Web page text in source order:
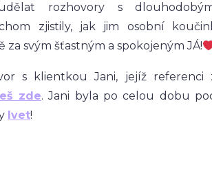
rozhovory s
zjistily, jak jim osobní
za svým šťastným a spokojeným JÁ!
s klientkou Jani, jejíž referenci
zde. Jani byla po celou dobu
Ivet!